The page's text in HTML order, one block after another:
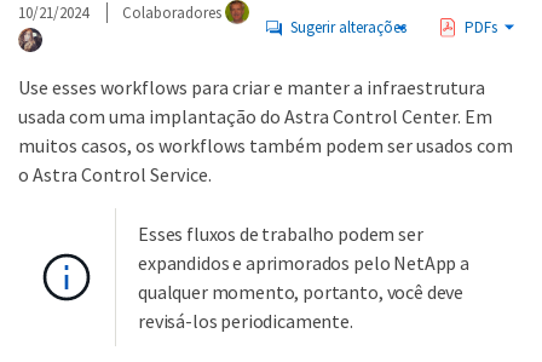
10/21/2024 Colaboradores
Sugerir alterações PDFs
Use esses workflows para criar e manter a infraestrutura
usada com uma implantação do Astra Control Center. Em
muitos casos, os workflows também podem ser usados com
o Astra Control Service.
Esses fluxos de trabalho podem ser
expandidos e aprimorados pelo NetApp a
qualquer momento, portanto, você deve
revisá-los periodicamente.